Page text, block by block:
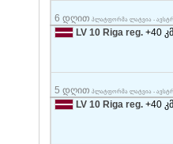
6 დღით პლატფორმა ლატვია -
LV 10 Riga reg. +40 კმ
5 დღით პლატფორმა ლატვია -
LV 10 Riga reg. +40 კმ